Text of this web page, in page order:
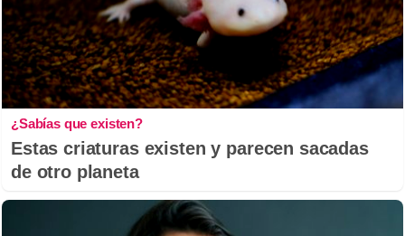
¿Sabías que existen?
Estas criaturas existen y parecen sacadas
de otro planeta